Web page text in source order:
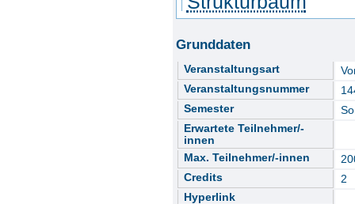
Grunddaten
Veranstaltungsart
Veranstaltungsnummer
Semester
Erwartete Teilnehmer/-
innen
Max. Teilnehmer/-innen
Credits
2
Hyperlink